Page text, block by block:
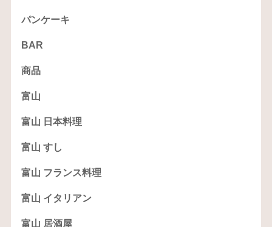
パンケーキ
BAR
商品
富山
富山 日本料理
富山 すし
富山 フランス料理
富山 イタリアン
富山 居酒屋